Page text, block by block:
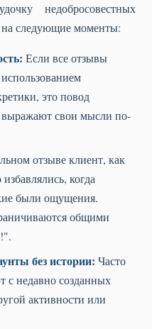
недобросовестных
следующие моменты:
Если все отзывы
это повод
выражают свои мысли по-
отзыве клиент, как
когда
были ощущения.
общими
без истории: Часто
с недавно созданных
активности или